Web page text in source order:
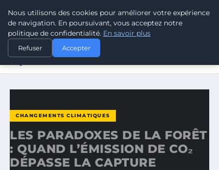
CLIMATE GUARDIAN
ACCUEIL
CHANGEMENTS CLIMATIQUES
LES PARADOXES DE LA FORÊT : QUAND L’ÉMISSION DE
CHANGEMENTS CLIMATIQUES
LES PARADOXES DE LA FORÊT
: QUAND L’ÉMISSION DE CO₂
DÉPASSE LA CAPTURE
Nous utilisons des cookies pour améliorer votre expérience
de navigation. En poursuivant, vous acceptez notre
politique de confidentialité. En savoir plus
Refuser Accepter